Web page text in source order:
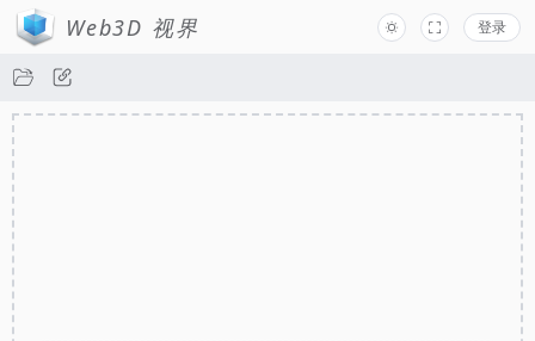
Web3D 视界 登录